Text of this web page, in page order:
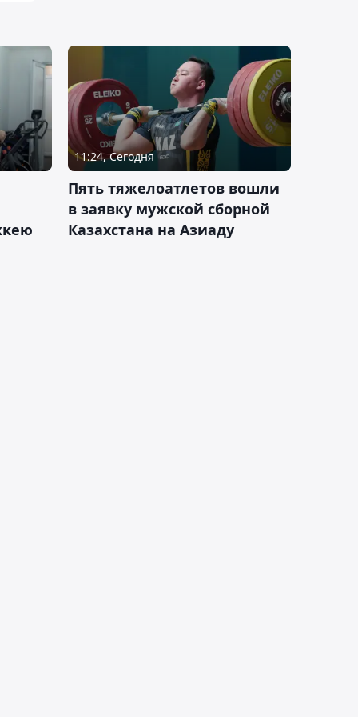
11:24, Сегодня
Пять тяжелоатлетов вошли
в заявку мужской сборной
Казахстана на Азиаду